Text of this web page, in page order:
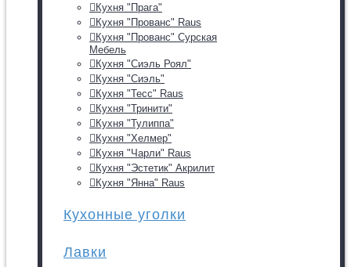
Кухня "Прага"
Кухня "Прованс" Raus
Кухня "Прованс" Сурская
Мебель
Кухня "Сиэль Роял"
Кухня "Сиэль"
Кухня "Тесс" Raus
Кухня "Тринити"
Кухня "Тулиппа"
Кухня "Хелмер"
Кухня "Чарли" Raus
Кухня "Эстетик" Акрилит
Кухня "Янна" Raus
Кухонные уголки
Лавки